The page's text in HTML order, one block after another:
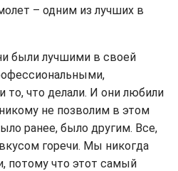
– одним из лучших в
были лучшими в своей
то, что делали. И они любили
не позволим в этом
ранее, было другим. Все,
горечи. Мы никогда
потому что этот самый